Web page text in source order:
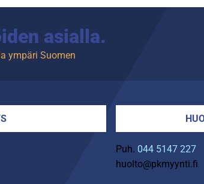
asialla.
ympäri Suomen
Puh. 044 5147 227
huolto@pkmyynti.fi